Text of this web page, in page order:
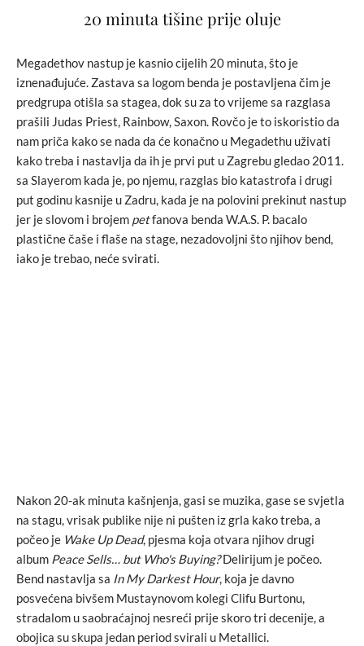
20 minuta tišine prije oluje
Megadethov nastup je kasnio cijelih 20 minuta, što je
iznenađujuće. Zastava sa logom benda je postavljena čim je
predgrupa otišla sa stagea, dok su za to vrijeme sa razglasa
prašili Judas Priest, Rainbow, Saxon. Rovčo je to iskoristio da
nam priča kako se nada da će konačno u Megadethu uživati
kako treba i nastavlja da ih je prvi put u Zagrebu gledao 2011.
sa Slayerom kada je, po njemu, razglas bio katastrofa i drugi
put godinu kasnije u Zadru, kada je na polovini prekinut nastup
jer je slovom i brojem petfanova benda W.A.S. P. bacalo
plastične čaše i flaše na stage, nezadovoljni što njihov bend,
iako je trebao, neće svirati.
Nakon 20-ak minuta kašnjenja, gasi se muzika, gase se svjetla
na stagu, vrisak publike nije ni pušten iz grla kako treba, a
počeo je Wake Up Dead, pjesma koja otvara njihov drugi
album Peace Sells… but Who's Buying?Delirijum je počeo.
Bend nastavlja sa In My Darkest Hour, koja je davno
posvećena bivšem Mustaynovom kolegi Clifu Burtonu,
stradalom u saobraćajnoj nesreći prije skoro tri decenije, a
obojica su skupa jedan period svirali u Metallici.